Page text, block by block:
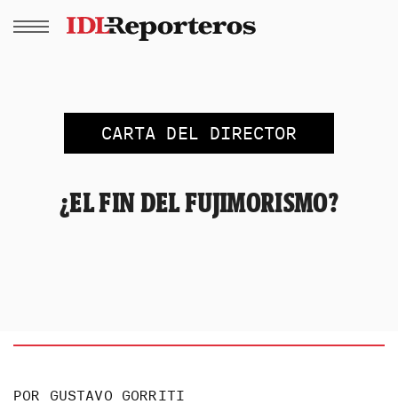
CARTA DEL DIRECTOR
¿EL FIN DEL FUJIMORISMO?
POR GUSTAVO GORRITI